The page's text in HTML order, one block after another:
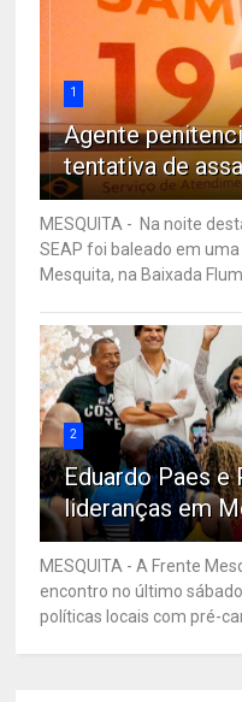
1
Agente
tentativa de
MESQUITA - Na noite
SEAP foi baleado em
Mesquita, na Baixada
2
Eduardo Paes e
lideranças em
MESQUITA - A Frente
encontro no último
políticas locais com pré-